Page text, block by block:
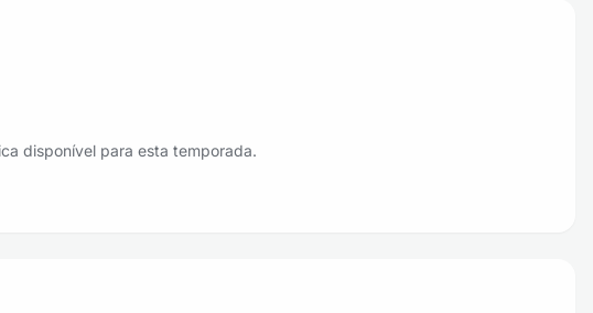
disponível para esta temporada.